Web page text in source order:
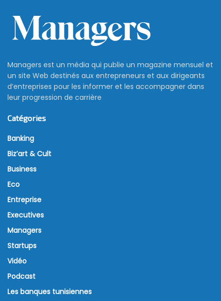
Managers est un média qui publie un magazine mensuel et
un site Web destinés aux entrepreneurs et aux dirigeants
d’entreprises pour les informer et les accompagner dans
leur progression de carrière
Catégories
Banking
Biz’art & Cult
Business
Eco
Entreprise
Executives
Managers
Startups
Vidéo
Podcast
Les banques tunisiennes